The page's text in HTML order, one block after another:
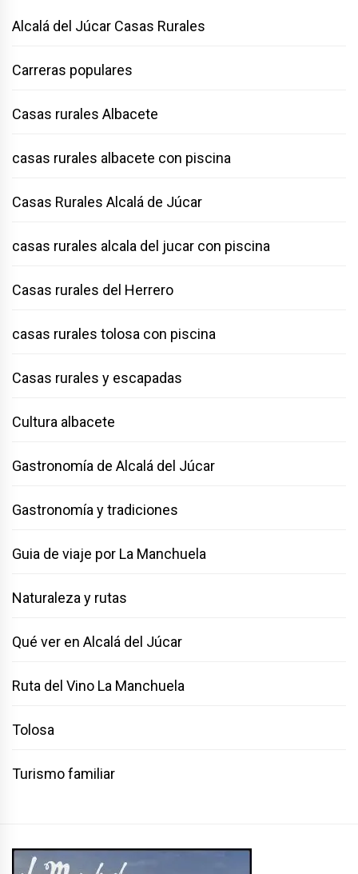
Alcalá del Júcar Casas Rurales
Carreras populares
Casas rurales Albacete
casas rurales albacete con piscina
Casas Rurales Alcalá de Júcar
casas rurales alcala del jucar con piscina
Casas rurales del Herrero
casas rurales tolosa con piscina
Casas rurales y escapadas
Cultura albacete
Gastronomía de Alcalá del Júcar
Gastronomía y tradiciones
Guia de viaje por La Manchuela
Naturaleza y rutas
Qué ver en Alcalá del Júcar
Ruta del Vino La Manchuela
Tolosa
Turismo familiar